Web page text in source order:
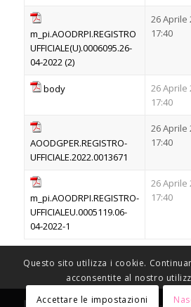
m_pi.AOODRPI.REGISTRO
UFFICIALE(U).0006095.26-
04-2022 (2)
26 Aprile
17:40
body
26 Aprile
17:40
AOODGPER.REGISTRO-
UFFICIALE.2022.0013671
26 Aprile
17:40
m_pi.AOODRPI.REGISTRO-
UFFICIALEU.0005119.06-
04-2022-1
26 Aprile
17:40
Questo sito utilizza i cookie.
acconsentite al nostro
Accettare le impostazioni